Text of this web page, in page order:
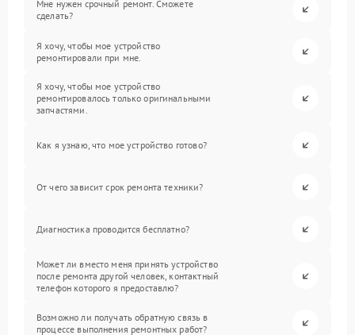
Мне нужен срочный ремонт. Сможете
сделать?
Я хочу, чтобы мое устройство
ремонтировали при мне.
Я хочу, чтобы мое устройство
ремонтировалось только оригинальными
запчастями.
Как я узнаю, что мое устройство готово?
От чего зависит срок ремонта техники?
Диагностика проводится бесплатно?
Может ли вместо меня принять устройство
после ремонта другой человек, контактный
телефон которого я предоставлю?
Возможно ли получать обратную связь в
процессе выполнения ремонтных работ?